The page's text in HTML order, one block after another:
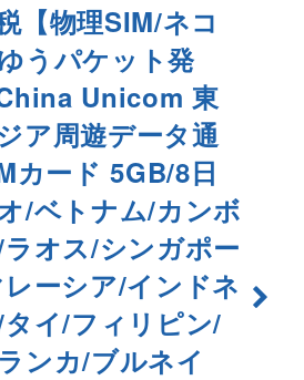
【物理SIM/ネコ
うパケット発
Unicom 東
ア周遊データ通
カード5GB/8日
/ベトナム/カンボ
オス/シンガポー
ーシア/インドネ
イ/フィリピン/
ンカ/ブルネイ